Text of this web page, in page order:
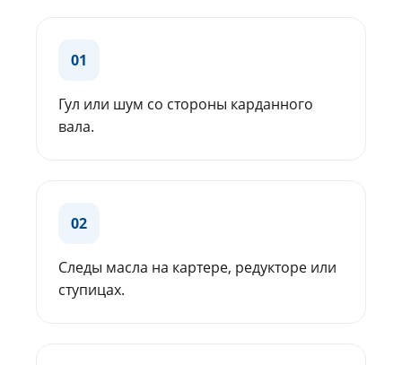
01
Гул или шум со стороны карданного
вала.
02
Следы масла на картере, редукторе или
ступицах.